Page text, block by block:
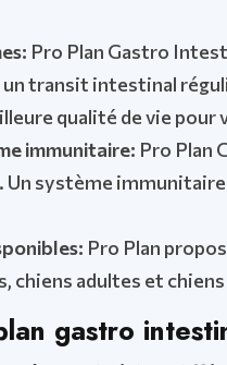
Pro Plan Gastro
transit intestinal
qualité de vie pour
immunitaire: Pro Plan
système
Pro Plan
chiens adultes et
gastro